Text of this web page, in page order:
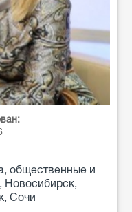
общественные и
Сочи